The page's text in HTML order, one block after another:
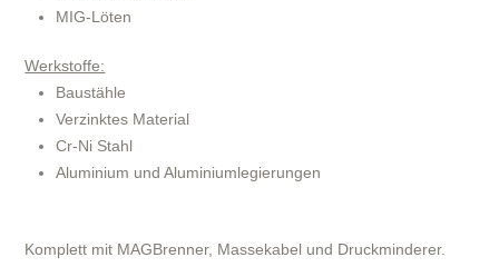
MIG-Löten
Werkstoffe:
Baustähle
Verzinktes Material
Cr-Ni Stahl
Aluminium und Aluminiumlegierungen
Komplett mit MAGBrenner, Massekabel und Druckminderer.